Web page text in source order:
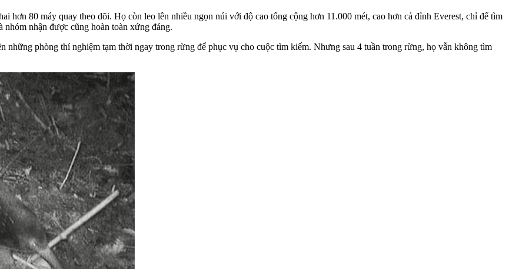
hơn 80 máy quay theo dõi. Họ còn leo lên nhiều ngọn núi với độ cao tổng cộng hơn 11.000 mét, cao hơn cả đỉnh Everest, chỉ để tìm
nhận được cũng hoàn toàn xứng đáng.
những phòng thí nghiệm tạm thời ngay trong rừng để phục vụ cho cuộc tìm kiếm. Nhưng sau 4 tuần trong rừng, họ vẫn không tìm